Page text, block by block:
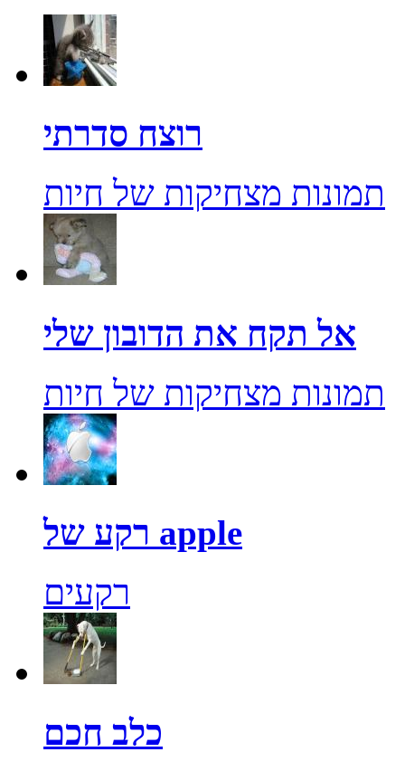
רוצח סדרתי
תמונות מצחיקות של חיות
אל תקח את הדובון שלי
תמונות מצחיקות של חיות
רקע של apple
רקעים
כלב חכם